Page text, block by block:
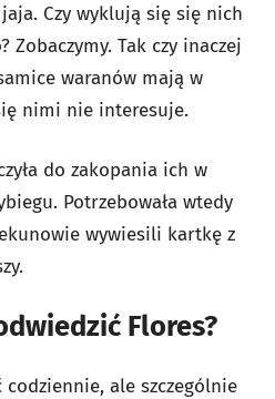
jaja. Czy wyklują się się nich
Zobaczymy. Tak czy inaczej
waranów mają w
nimi nie interesuje.
do zakopania ich w
Potrzebowała wtedy
wywiesili kartkę z
Flores?
ale szczególnie